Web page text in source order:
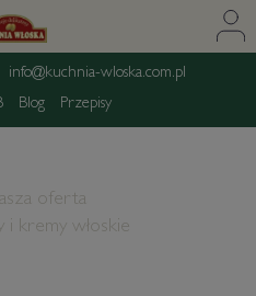
info@kuchnia-wloska.com.pl
Blog Przepisy
oferta
i kremy włoskie